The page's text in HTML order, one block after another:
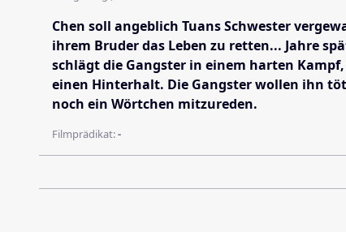
Chen soll angeblich Tuans Schwester
ihrem Bruder das Leben zu retten... Jahre
schlägt die Gangster in einem harten
einen Hinterhalt. Die Gangster wollen ihn
noch ein Wörtchen mitzureden.
Filmprädikat:-